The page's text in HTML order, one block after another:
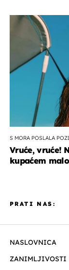
S MORA POSLALA
Vruće, vruće!
kupaćem
NASLOVNICA
ZANIMLJIVOSTI
PRATI NAS: